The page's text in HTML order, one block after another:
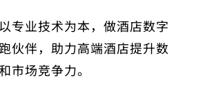
专业技术为本，做酒店数字
伙伴，助力高端酒店提升数
市场竞争力。